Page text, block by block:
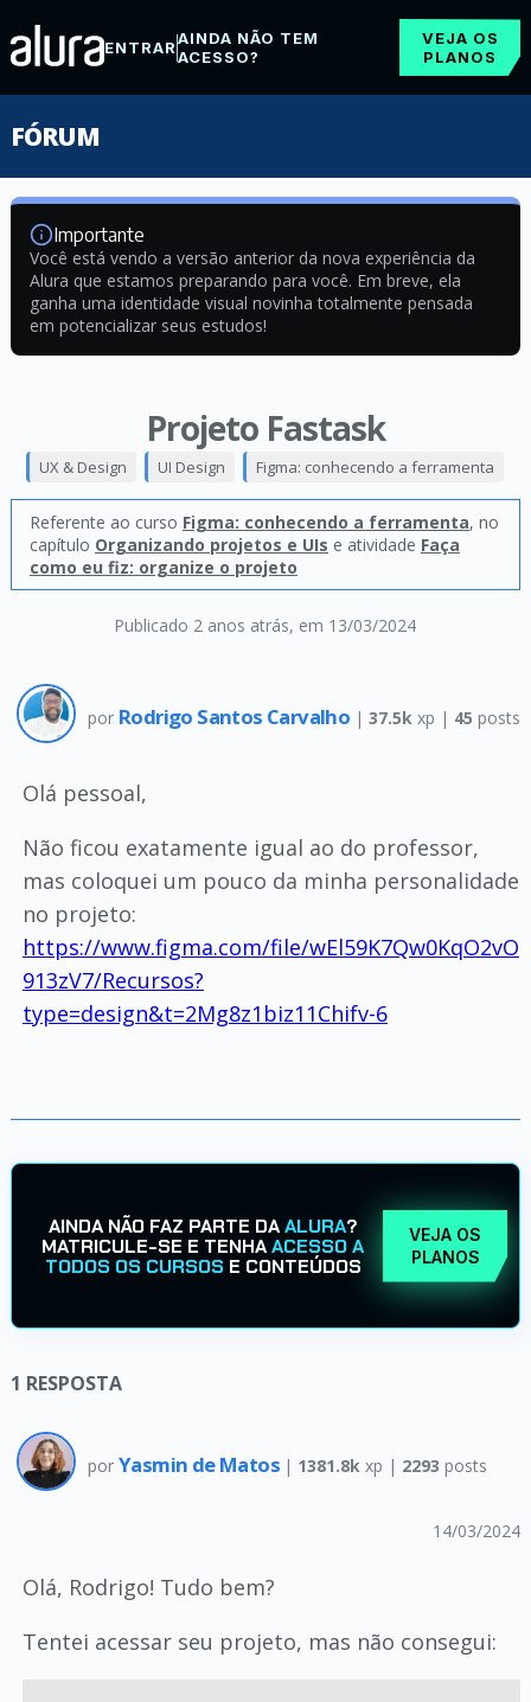
ENTRARAINDA NÃO TEM
ACESSO?
VEJA OS
PLANOS
FÓRUM
Importante
Você está vendo a versão anterior da nova experiência da
Alura que estamos preparando para você. Em breve, ela
ganha uma identidade visual novinha totalmente pensada
em potencializar seus estudos!
Projeto Fastask
Publicado 2 anos atrás, em 13/03/2024
UX & Design UI Design Figma: conhecendo a ferramenta
Referente ao curso Figma: conhecendo a ferramenta, no
capítulo Organizando projetos e UIs e atividade Faça
como eu fiz: organize o projeto
por Rodrigo Santos Carvalho | 37.5k xp | 45 posts
Olá pessoal,
Não ficou exatamente igual ao do professor,
mas coloquei um pouco da minha personalidade
no projeto:
https://www.figma.com/file/wEl59K7Qw0KqO2vO
913zV7/Recursos?
type=design&t=2Mg8z1biz11Chifv-6
AINDA NÃO FAZ PARTE DAALURA?
MATRICULE-SE E TENHAACESSO A
TODOS OS CURSOS E CONTEÚDOS
VEJA OS
PLANOS
1 RESPOSTA
por Yasmin de Matos | 1381.8k xp | 2293 posts
14/03/2024
Olá, Rodrigo! Tudo bem?
Tentei acessar seu projeto, mas não consegui: